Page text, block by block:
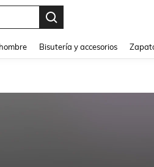
Bisutería y accesorios